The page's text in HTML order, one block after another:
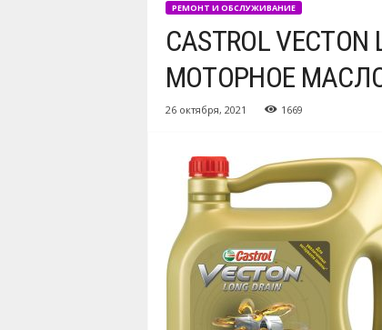
РЕМОНТ И ОБСЛУЖИВАНИЕ
CASTROL
МОТОРНОЕ
26 октября, 2021 1669